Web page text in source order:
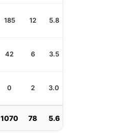
185 12 5.8
42 6 3.5
0 2 3.0
1070 78 5.6